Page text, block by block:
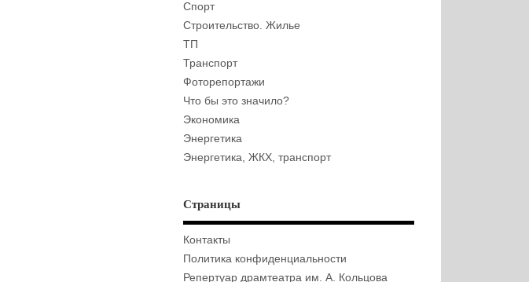
Спорт
Строительство. Жилье
ТП
Транспорт
Фоторепортажи
Что бы это значило?
Экономика
Энергетика
Энергетика, ЖКХ, транспорт
Страницы
Контакты
Политика конфиденциальности
Репертуар драмтеатра им. А. Кольцова